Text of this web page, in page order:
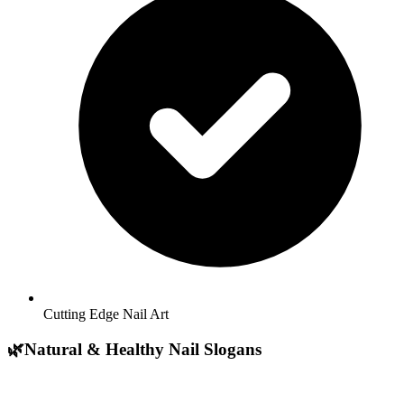
Cutting Edge Nail Art
🌿Natural & Healthy Nail Slogans